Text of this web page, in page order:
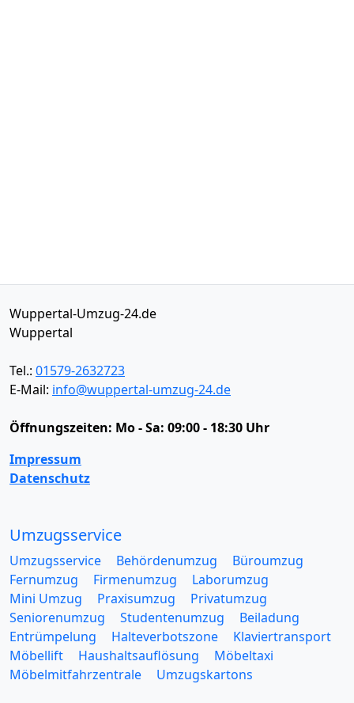
Wuppertal-Umzug-24.de
Wuppertal
Tel.: 01579-2632723
E-Mail: info@wuppertal-umzug-24.de
Öffnungszeiten: Mo - Sa: 09:00 - 18:30 Uhr
Impressum
Datenschutz
Umzugsservice
Umzugsservice Behördenumzug
Büroumzug
Fernumzug
Firmenumzug
Laborumzug
Mini Umzug
Praxisumzug
Privatumzug
Seniorenumzug
Studentenumzug
Beiladung
Entrümpelung
Halteverbotszone
Klaviertransport
Möbellift
Haushaltsauflösung
Möbeltaxi
Möbelmitfahrzentrale
Umzugskartons